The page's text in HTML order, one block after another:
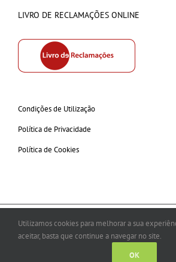
LIVRO DE RECLAMAÇÕES ONLINE
Condições de Utilização
Política de Privacidade
Política de Cookies
Copyright © 2026 olindac.com All
Facebook
Utilizamos cookies para melhorar a sua
aceitar, basta que continue a navegar no site.
OK